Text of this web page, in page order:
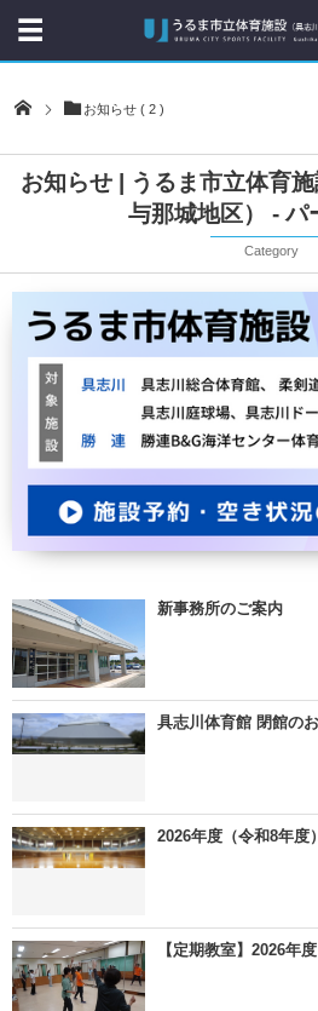
お知らせ ( 2 )
お知らせ | うるま市立体育
与那城地区） - パ
Category
新事務所のご案内
具志川体育館 閉館の
2026年度（令和8年度
【定期教室】2026年